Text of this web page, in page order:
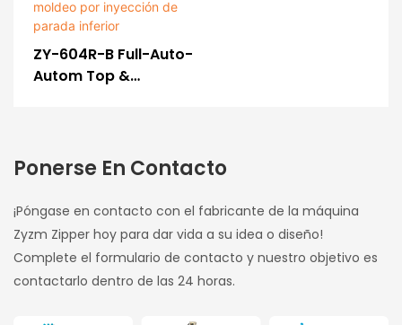
Parada Superior
ZY-604R-B Full-Auto-
Autom Top &
Ponerse En Contacto
¡Póngase en contacto con el fabricante de la máquina
Zyzm Zipper hoy para dar vida a su idea o diseño!
Complete el formulario de contacto y nuestro objetivo es
contactarlo dentro de las 24 horas.